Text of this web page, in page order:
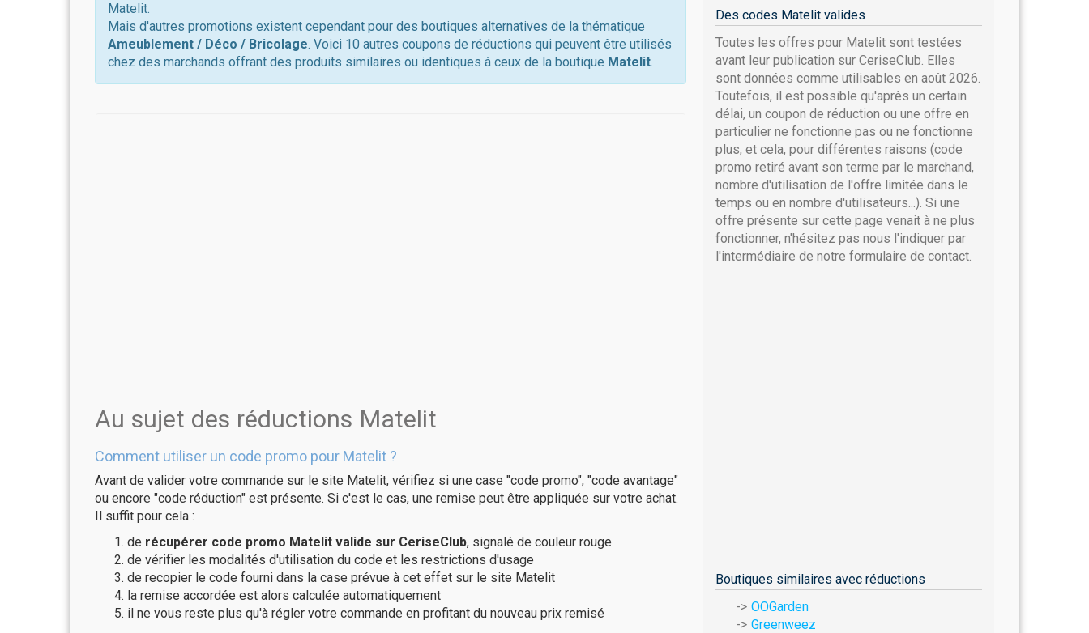
Matelit.
Mais d'autres promotions existent cependant pour des boutiques alternatives de la thématique
Ameublement / Déco / Bricolage. Voici 10 autres coupons de réductions qui peuvent être utilisés
chez des marchands offrant des produits similaires ou identiques à ceux de la boutique Matelit.
Au sujet des réductions Matelit
Comment utiliser un code promo pour Matelit ?
Avant de valider votre commande sur le site Matelit, vérifiez si une case "code promo", "code avantage"
ou encore "code réduction" est présente. Si c'est le cas, une remise peut être appliquée sur votre achat.
Il suffit pour cela :
de récupérer code promo Matelit valide sur CeriseClub, signalé de couleur rouge
de vérifier les modalités d'utilisation du code et les restrictions d'usage
de recopier le code fourni dans la case prévue à cet effet sur le site Matelit
la remise accordée est alors calculée automatiquement
il ne vous reste plus qu'à régler votre commande en profitant du nouveau prix remisé
Des codes Matelit valides
Toutes les offres pour Matelit sont testées
avant leur publication sur CeriseClub. Elles
sont données comme utilisables en août 2026.
Toutefois, il est possible qu'après un certain
délai, un coupon de réduction ou une offre en
particulier ne fonctionne pas ou ne fonctionne
plus, et cela, pour différentes raisons (code
promo retiré avant son terme par le marchand,
nombre d'utilisation de l'offre limitée dans le
temps ou en nombre d'utilisateurs...). Si une
offre présente sur cette page venait à ne plus
fonctionner, n'hésitez pas nous l'indiquer par
l'intermédiaire de notre formulaire de contact.
Boutiques similaires avec réductions
OOGarden
Greenweez